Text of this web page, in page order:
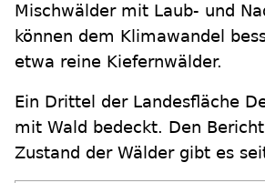
Mischwälder mit Laub- und
können dem Klimawandel
etwa reine Kiefernwälder.
Ein Drittel der Landesfläche
mit Wald bedeckt. Den
Zustand der Wälder gibt es